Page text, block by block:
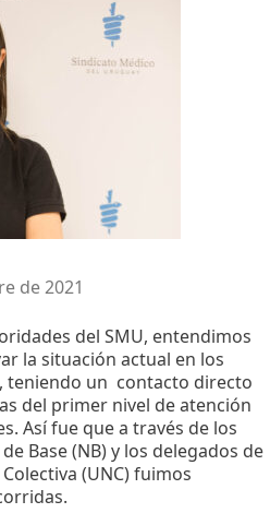
de 2021
del SMU, entendimos
la situación actual en los
teniendo un contacto directo
del primer nivel de atención
Así fue que a través de los
Base (NB) y los delegados de
(UNC) fuimos